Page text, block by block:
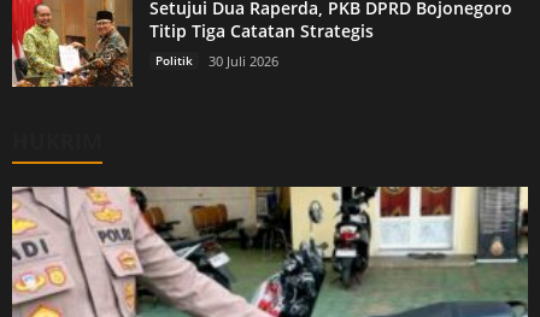
Setujui Dua Raperda, PKB DPRD Bojonegoro
Titip Tiga Catatan Strategis
Politik 30 Juli 2026